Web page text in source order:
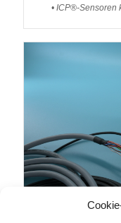
• ICP®-Sensoren